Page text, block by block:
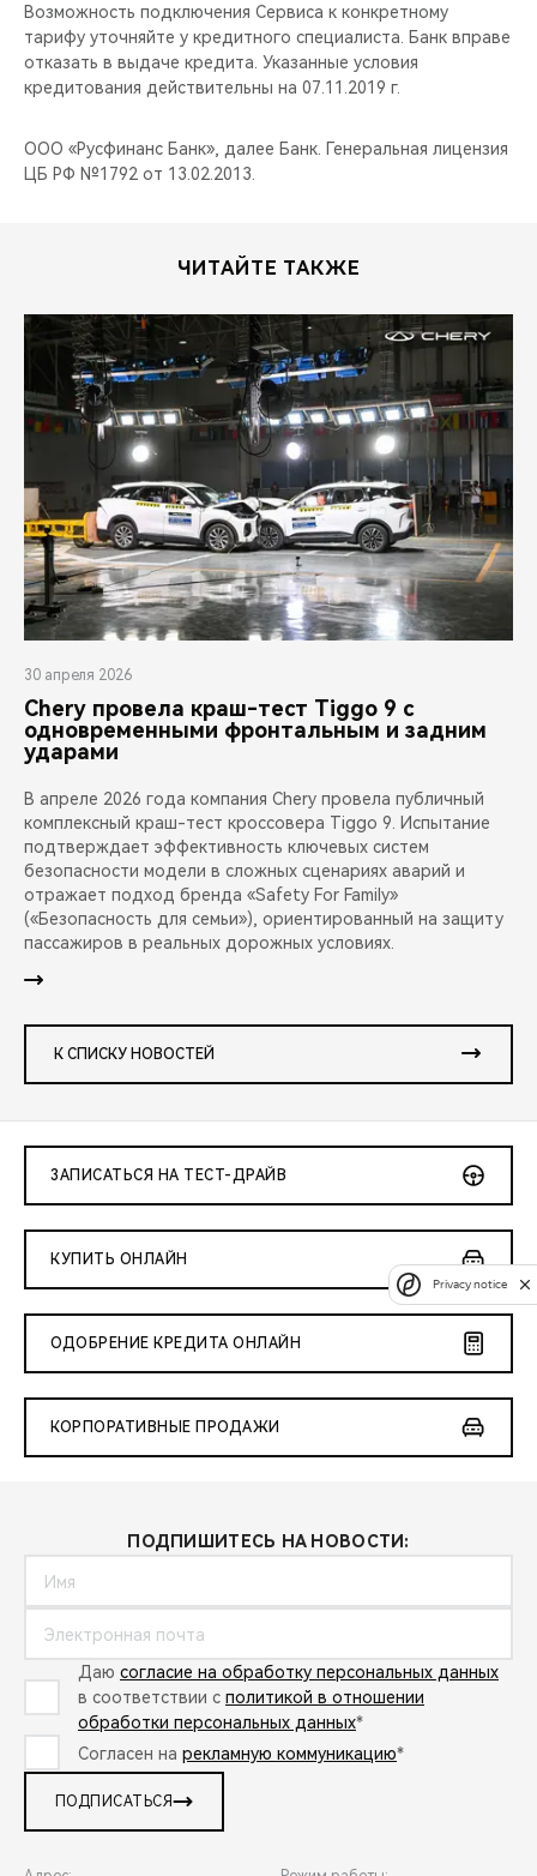
Возможность подключения Сервиса к конкретному
тарифу уточняйте у кредитного специалиста. Банк вправе
отказать в выдаче кредита. Указанные условия
кредитования действительны на 07.11.2019 г.
ООО «Русфинанс Банк», далее Банк. Генеральная лицензия
ЦБ РФ №1792 от 13.02.2013.
ЧИТАЙТЕ ТАКЖЕ
30 апреля 2026
Chery провела краш-тест Tiggo 9 с
одновременными фронтальным и задним
ударами
В апреле 2026 года компания Chery провела публичный
комплексный краш-тест кроссовера Tiggo 9. Испытание
подтверждает эффективность ключевых систем
безопасности модели в сложных сценариях аварий и
отражает подход бренда «Safety For Family»
(«Безопасность для семьи»), ориентированный на защиту
пассажиров в реальных дорожных условиях.
К СПИСКУ НОВОСТЕЙ
ЗАПИСАТЬСЯ НА ТЕСТ-ДРАЙВ
КУПИТЬ ОНЛАЙН
ОДОБРЕНИЕ КРЕДИТА ОНЛАЙН
КОРПОРАТИВНЫЕ ПРОДАЖИ
ПОДПИШИТЕСЬ НА НОВОСТИ:
Даю согласие на обработку персональных данных
в соответствии с политикой в отношении
обработки персональных данных*
Согласен на рекламную коммуникацию*
ПОДПИСАТЬСЯ
Privacy notice